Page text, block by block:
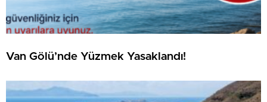
Van Gölü’nde Yüzmek Yasaklandı!